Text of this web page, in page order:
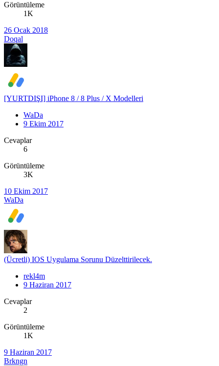
Görüntüleme
1K
26 Ocak 2018
Doqal
[YURTDIŞI] iPhone 8 / 8 Plus / X Modelleri
WaDa
9 Ekim 2017
Cevaplar
6
Görüntüleme
3K
10 Ekim 2017
WaDa
(Ücretli) IOS Uygulama Sorunu Düzelttirilecek.
rekl4m
9 Haziran 2017
Cevaplar
2
Görüntüleme
1K
9 Haziran 2017
Brkngn